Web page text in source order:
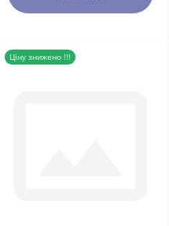
Ціну знижено !!!